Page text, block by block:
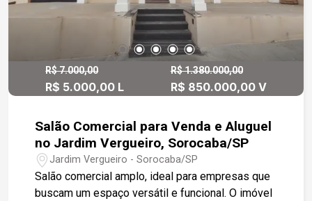
R$ 7.000,00
R$ 5.000,00 L
R$ 1.380.000,00
R$ 850.000,00 V
Salão Comercial para Venda e Aluguel
no Jardim Vergueiro, Sorocaba/SP
Jardim Vergueiro - Sorocaba/SP
Salão comercial amplo, ideal para empresas que
buscam um espaço versátil e funcional. O imóvel